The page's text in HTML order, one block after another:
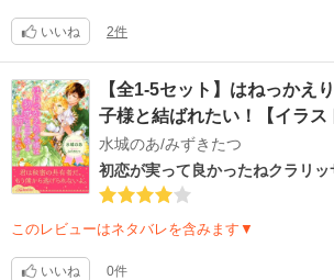
いいね 2件
【全1-5セット】はねっかえ
子様と結ばれたい！【イラス
水城のあ/みずきたつ
初恋が実って良かったねクラリッ
このレビューはネタバレを含みます▼
いいね 0件